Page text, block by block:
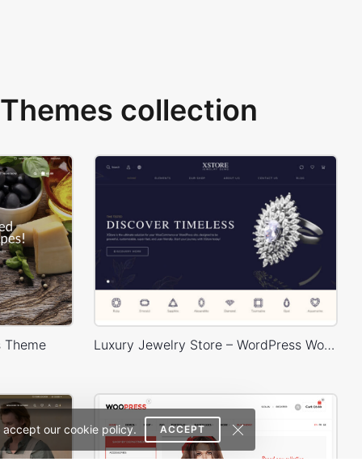
our cookie policy. ACCEPT
collection
Theme Luxury Jewelry Store – WordPress WooCommerce Theme